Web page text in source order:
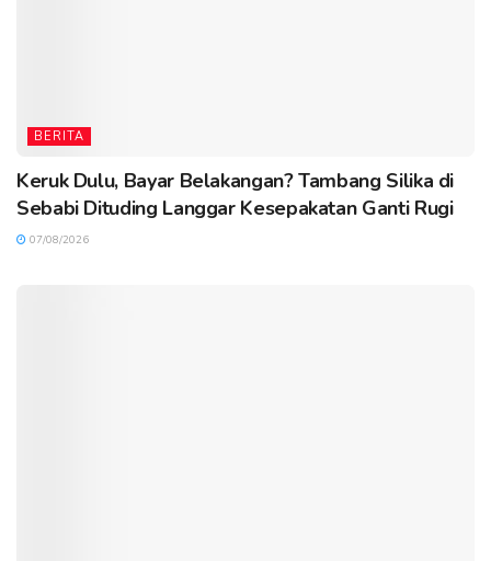
BERITA
Keruk Dulu, Bayar Belakangan? Tambang Silika di
Sebabi Dituding Langgar Kesepakatan Ganti Rugi
07/08/2026